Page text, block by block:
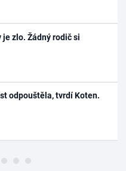
je zlo. Žádný rodič si
odpouštěla, tvrdí Koten.